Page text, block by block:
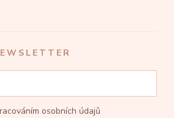
osobních údajů